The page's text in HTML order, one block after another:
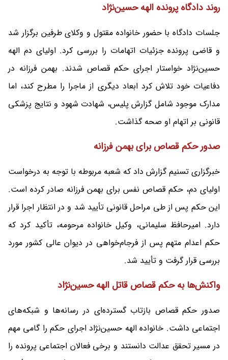
روند دادگاه پرونده الهه حسین‌نژاد
جلسات دادگاه با حضور خانواده مقتول و وکلای طرفین برگزار شد
و قاضی پرونده جزئیات اتهامات را بررسی کرد. اولیای دم الهه
حسین‌نژاد خواستار اجرای حکم قصاص شدند. بهمن فرزانه در
دفاعیات خود تلاش کرد ابعاد دیگری از ماجرا را مطرح کند، اما
مدارک موجود شامل گزارش پلیس، شهادت شهود و نتایج پزشکی
قانونی بر اتهام او صحه گذاشت.
صدور حکم قصاص برای بهمن فرزانه
خبرگزاری تسنیم گزارش داد که شعبه مربوطه با توجه به درخواست
اولیای دم، حکم قصاص نفس برای بهمن فرزانه صادر کرده است.
این حکم پس از طی مراحل قانونی تأیید شد و در انتظار اجرا قرار
دارد. امیرحافظ سلیمانی، وکیل خانواده مرحومه، تأکید کرد که
حکم اعدام متهم پس از فرجام‌خواهی در دیوان عالی کشور مورد
بررسی قرار گرفت و تأیید شد.
واکنش‌ها به حکم قصاص قاتل الهه حسین‌نژاد
صدور حکم قصاص بازتاب گسترده‌ای در رسانه‌ها و شبکه‌های
اجتماعی داشت. خانواده الهه حسین‌نژاد اجرای حکم را گامی مهم
در مسیر تحقق عدالت دانستند و برخی فعالان اجتماعی پرونده را